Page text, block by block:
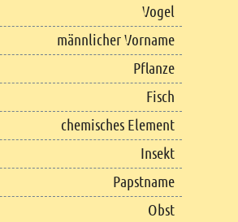
Vogel
männlicher Vorname
Pflanze
Fisch
chemisches Element
Insekt
Papstname
Obst